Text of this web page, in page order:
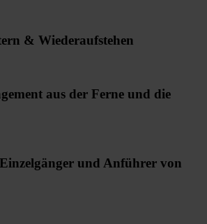
& Wiederaufstehen
aus der Ferne und die
und Anführer von